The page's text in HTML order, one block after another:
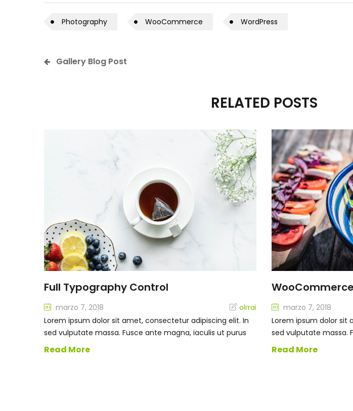
Photography WooCommerce WordPress
Gallery Blog Post
RELATED POSTS
Full Typography Control
marzo 7, 2018
olrrai
Lorem ipsum dolor sit amet, consectetur adipiscing elit. In
sed vulputate massa. Fusce ante magna, iaculis ut purus
Read More
marzo 7, 2018
Lorem ipsum dolor sit
sed vulputate massa.
Read More